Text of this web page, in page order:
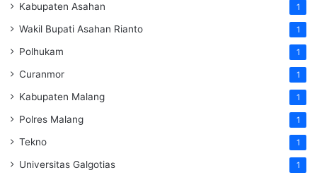
Kabupaten Asahan 1
Wakil Bupati Asahan Rianto 1
Polhukam 1
Curanmor 1
Kabupaten Malang 1
Polres Malang 1
Tekno 1
Universitas Galgotias 1